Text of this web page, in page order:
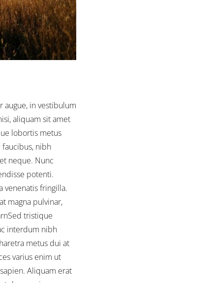
augue, in vestibulum
aliquam sit amet
lobortis metus
nibh
neque. Nunc
potenti.
venenatis fringilla.
magna pulvinar,
tristique
interdum nibh
metus dui at
varius enim ut
Aliquam erat